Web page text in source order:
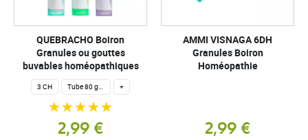
QUEBRACHO Boiron
Granules ou gouttes
buvables homéopathiques
3 CH Tube 80 granules homéopathiques 4 g. +
2,99 €
AMMI VISNAGA 6DH
Granules Boiron
Homéopathie
2,99 €